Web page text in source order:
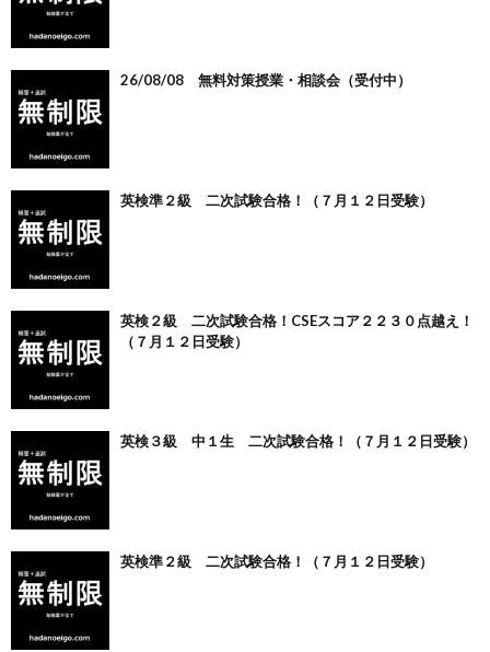
26/08/08 無料対策授業・相談会（受付中）
英検準２級 二次試験合格！（７月１２日受験）
英検２級 二次試験合格！CSEスコア２２３０点越え！
（７月１２日受験）
英検３級 中１生 二次試験合格！（７月１２日受験）
英検準２級 二次試験合格！（７月１２日受験）